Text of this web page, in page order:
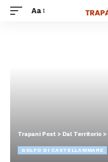
Aa
Trapani Post > Dal Territorio >
GOLFO DI CASTELLAMMARE